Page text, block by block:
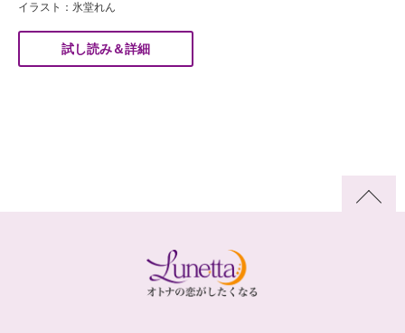
イラスト：氷堂れん
試し読み＆詳細